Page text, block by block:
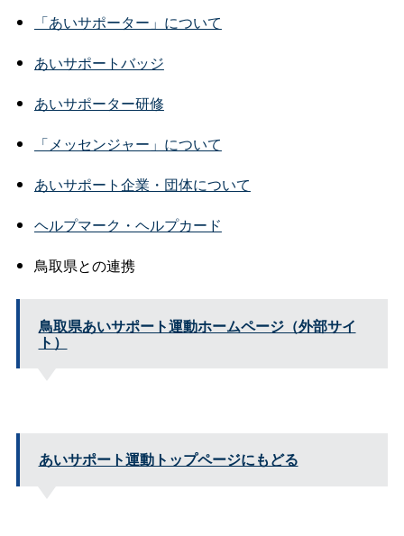
「あいサポーター」について
あいサポートバッジ
あいサポーター研修
「メッセンジャー」について
あいサポート企業・団体について
ヘルプマーク・ヘルプカード
鳥取県との連携
鳥取県あいサポート運動ホームページ（外部サイ
ト）
あいサポート運動トップページにもどる